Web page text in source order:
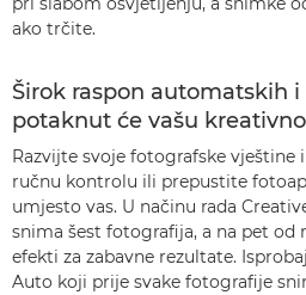
ako trčite.
Širok raspon automatskih
potaknut će vašu
Razvijte svoje fotografske
ručnu kontrolu ili prepustite
umjesto vas. U načinu rada
snima šest fotografija, a na pet
efekti za zabavne rezultate.
Auto koji prije svake fotografije